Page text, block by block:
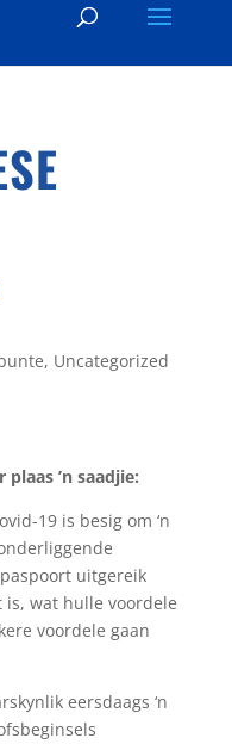
, Uncategorized
’n saadjie:
19 is besig om ‘n
uitgereik
is, wat hulle voordele
voordele gaan
eersdaags ‘n